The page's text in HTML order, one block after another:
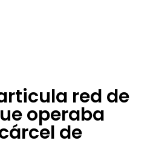
red de
operaba
de